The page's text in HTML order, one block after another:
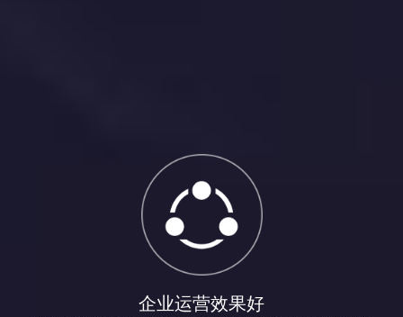
企业运营效果好